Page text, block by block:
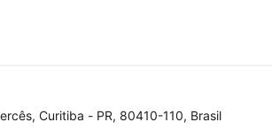
Curitiba - PR, 80410-110, Brasil